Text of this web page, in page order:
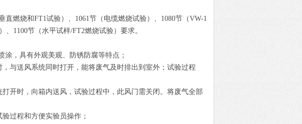
直燃烧和FT1试验）、1061节（电缆燃烧试验）、1080节（VW-1
1100节（水平试样/FT2燃烧试验）要求。
涂，具有外观美观、防锈防腐等特点；
与送风系统同时打开，能将废气及时排出到室外；试验过程
开时，向箱内送风，试验过程中，此风门需关闭。将废气全部
过程和方便实验员操作；